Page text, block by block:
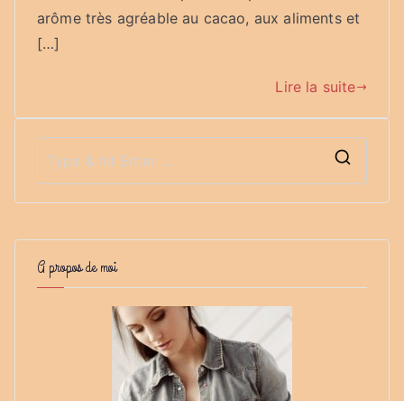
arôme très agréable au cacao, aux aliments et
[…]
Lire la suite
A propos de moi